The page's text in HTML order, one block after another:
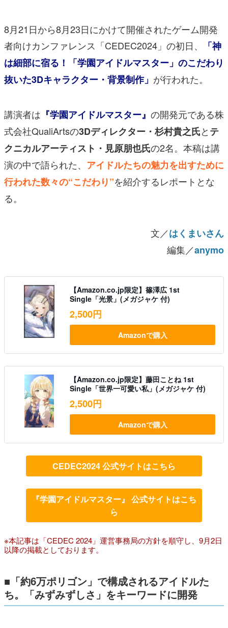
8月21日から8月23日にかけて開催されたゲーム開発
者向けカンファレンス「CEDEC2024」の初日、
「神
は細部に宿る！「学園アイドルマスター」のこだわり
抜いた3Dキャラクター・背景制作」 が行われた。
講演者は 『学園アイドルマスター』 の開発元である株
式会社QualiArtsの3Dディレクター・杉村貴之氏とテ
クニカルアーティスト・見原朋也氏の2名。本稿は講
演の中で語られた、 アイドルたちの魅力を出すために
行われた数々の“こだわり”を紹介するレポートとな
る。
文／はくまいさん
編集／anymo
【Amazon.co.jp限定】篠澤広 1st
Single「光景」(メガジャケ 付)
2,500円
Amazonで購入
【Amazon.co.jp限定】藤田ことね 1st
Single「世界一可愛い私」(メガジャケ 付)
2,500円
Amazonで購入
CEDEC2024 公式サイトはこちら
『学園アイドルマスター』 公式サイトはこち
ら
※本記事は「CEDEC 2024」運営事務局の方針を順守し、9月2日
以降の掲載としております。
■「約6万ポリゴン」で構成されるアイドルた
ち。「みずみずしさ」をキーワードに開発